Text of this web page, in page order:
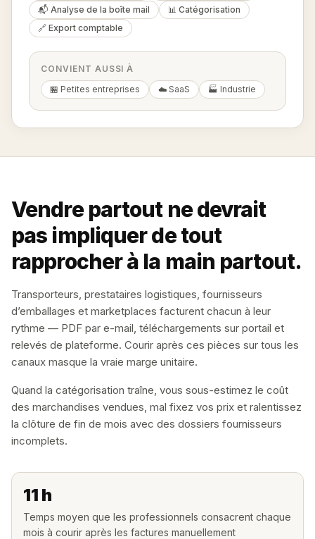
📬 Analyse de la boîte mail
📊 Catégorisation
🔗 Export comptable
CONVIENT AUSSI À
🏪 Petites entreprises
☁️ SaaS 🏭 Industrie
Vendre partout ne devrait
pas impliquer de tout
rapprocher à la main partout.
Transporteurs, prestataires logistiques, fournisseurs
d’emballages et marketplaces facturent chacun à leur
rythme — PDF par e-mail, téléchargements sur portail et
relevés de plateforme. Courir après ces pièces sur tous les
canaux masque la vraie marge unitaire.
Quand la catégorisation traîne, vous sous-estimez le coût
des marchandises vendues, mal fixez vos prix et ralentissez
la clôture de fin de mois avec des dossiers fournisseurs
incomplets.
11 h
Temps moyen que les professionnels consacrent chaque
mois à courir après les factures manuellement